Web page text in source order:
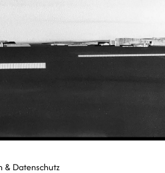
& Datenschutz